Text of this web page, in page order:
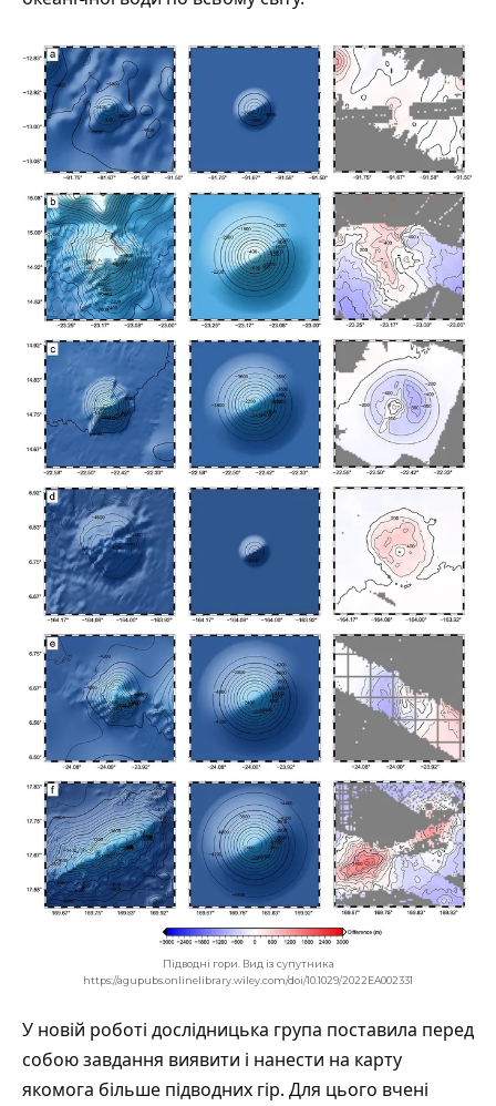
Підводні гори. Вид із супутника
https://agupubs.onlinelibrary.wiley.com/doi/10.1029/2022EA002331
У новій роботі дослідницька група поставила перед
собою завдання виявити і нанести на карту
якомога більше підводних гір. Для цього вчені